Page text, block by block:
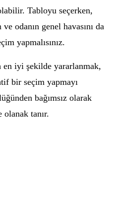
Tabloyu seçerken,
odanın genel havasını da
yapmalısınız.
iyi şekilde yararlanmak,
bir seçim yapmayı
bağımsız olarak
olanak tanır.